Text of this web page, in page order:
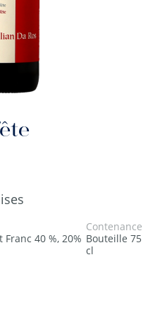
40 %, 20%
Contenance
Bouteille 75
cl